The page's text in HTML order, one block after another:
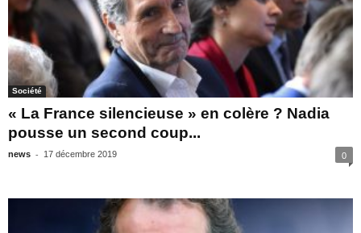
Société
« La France silencieuse » en colère ? Nadia
pousse un second coup...
news - 17 décembre 2019 0